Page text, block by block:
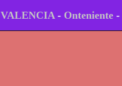
VALENCIA- Onteniente -